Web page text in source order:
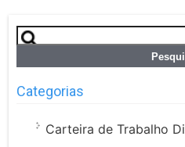
Pesquisar
por:
Categorias
Carteira de Trabalho